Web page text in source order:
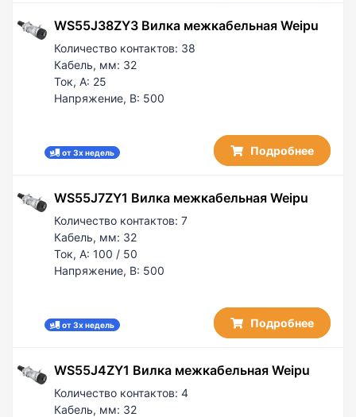
WS55J38ZY3 Вилка межкабельная Weipu
Количество контактов: 38
Кабель, мм: 32
Ток, А: 25
Напряжение, В: 500
от 3х недель Подробнее
WS55J7ZY1 Вилка межкабельная Weipu
Количество контактов: 7
Кабель, мм: 32
Ток, А: 100 / 50
Напряжение, В: 500
от 3х недель Подробнее
WS55J4ZY1 Вилка межкабельная Weipu
Количество контактов: 4
Кабель, мм: 32